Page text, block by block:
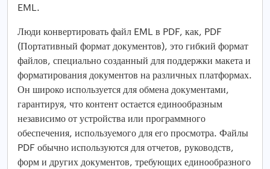
EML.
Люди конвертировать файл EML в PDF, как, PDF
(Портативный формат документов), это гибкий формат
файлов, специально созданный для поддержки макета и
форматирования документов на различных платформах.
Он широко используется для обмена документами,
гарантируя, что контент остается единообразным
независимо от устройства или программного
обеспечения, используемого для его просмотра. Файлы
PDF обычно используются для отчетов, руководств,
форм и других документов, требующих единообразного